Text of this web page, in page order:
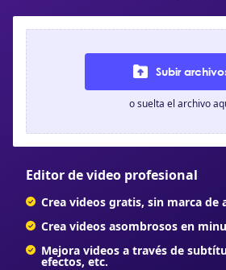
Subir
o suelta el archivo
Editor de video profesional
Crea videos gratis, sin marca de
Crea videos asombrosos en
Mejora videos a través de
efectos, etc.